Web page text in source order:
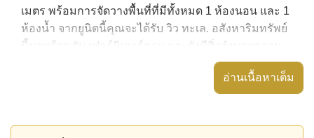
เมตร พร้อมการจัดวางพื้นที่ที่มีทั้งหมด 1 ห้องนอน และ 1
ห้องน้ำ จากยูนิตนี้คุณจะได้รับ วิว ทะเล. อสังหาริมทรัพย์
นี้มาพร้อมกับ เฟอร์นิเจอร์ครบ และยังมีสิ่งอำนวยความ
สะดวก ได้แก่ เครื่องปรับอากาศครบ, ประตูระบบดิจิตอล,
อสังหาริมทรัพย์นี้สามารถใช้ สระว่ายน้ำ ดาดฟ้า ได้
ส่วนกลาง ได้แก่ จุดชาร์จ EV, ฟิสเนส, สกายเทอร์เรซ,
อ่านเนื้อหาเต็ม